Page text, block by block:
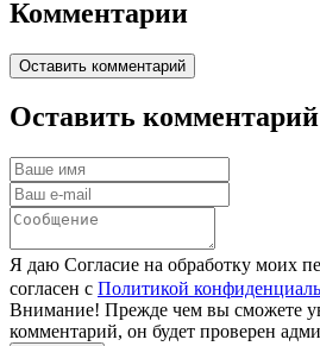
Комментарии
Оставить комментарий
Оставить комментарий
Я даю Согласие на обработку моих
согласен с Политикой
Внимание! Прежде чем вы сможете
комментарий, он будет проверен